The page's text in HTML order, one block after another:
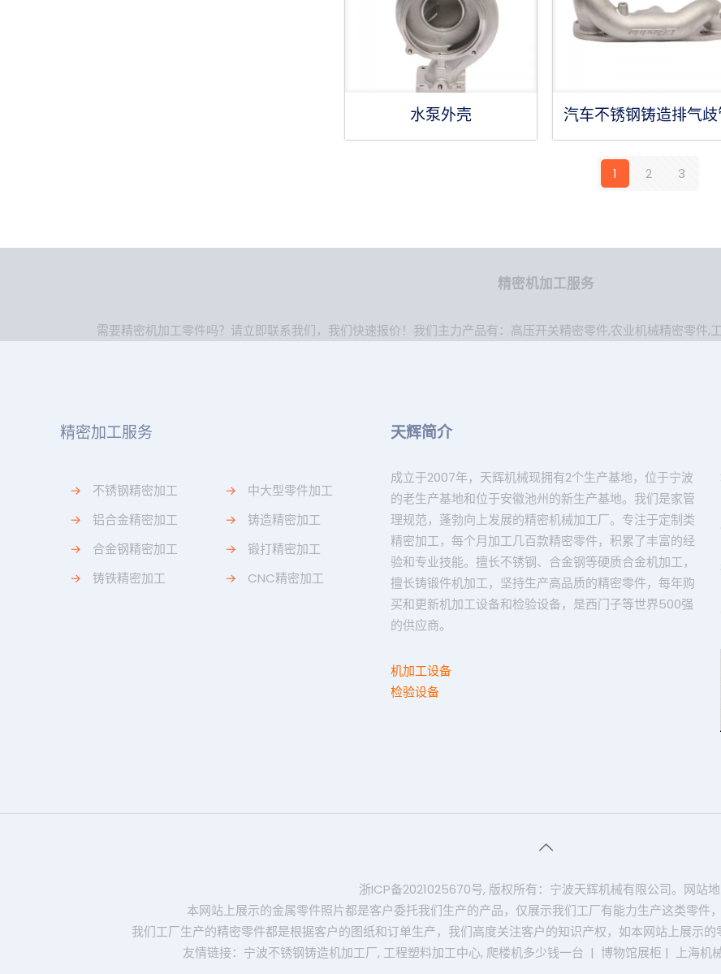
水泵外壳 汽车不锈钢铸造排气歧
1 2 3
精密机加工服务
需要精密机加工零件吗？请立即联系我们，我们快速报价！我们主力产品有： 高压开关精密零件,农业机械精密零件,
精密加工服务
→
不锈钢精密加工
→
铝合金精密加工
→
合金钢精密加工
→
铸铁精密加工
→
中大型零件加工
→
铸造精密加工
→
锻打精密加工
→
CNC精密加工
天辉简介
成立于2007年，天辉机械现拥有2个生产基地，位于宁波
的老生产基地和位于安徽池州的新生产基地。我们是家管
理规范，蓬勃向上发展的精密机械加工厂。专注于定制类
精密加工，每个月加工几百款精密零件，积累了丰富的经
验和专业技能。擅长不锈钢、合金钢等硬质合金机加工，
擅长铸锻件机加工，坚持生产高品质的精密零件，每年购
买和更新机加工设备和检验设备，是西门子等世界500强
的供应商。
机加工设备
检验设备
浙ICP备2021025670号, 版权所有：宁波天辉机械有限公司。 网站
本网站上展示的金属零件照片都是客户委托我们生产的产品，仅展示我们工厂有能力生产这类零件
我们工厂生产的精密零件都是根据客户的图纸和订单生产，我们高度关注客户的知识产权，如本网站上展示的
友情链接： 宁波不锈钢铸造机加工厂, 工程塑料加工中心, 爬楼机多少钱一台 | 博物馆展柜 | 上海机